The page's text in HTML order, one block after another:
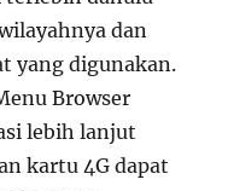
dan
yang digunakan.
Browser
lebih lanjut
kartu 4G dapat